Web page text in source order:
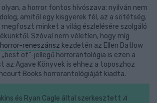
a horror fontos hívószava: nyilván nem
amitől egy kisgyerek fél, az a sötétség.
minket a világ észlelésére szolgáló
Szóval nem véletlen, hogy míg
reneszánsz kezdetén az Ellen Datlow
of”-jellegű horrorantológia is ezen a
Agave Könyvek is ehhez a toposzhoz
Books horrorantológiáját kiadta.
és Ryan Cagle által szerkesztett A